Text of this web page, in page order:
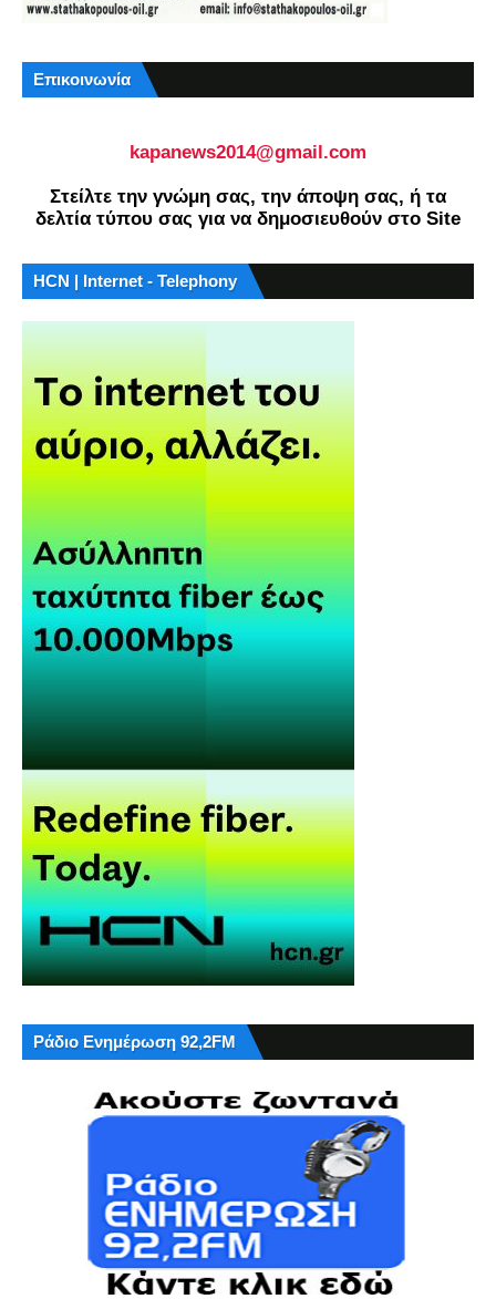
Επικοινωνία
kapanews2014@gmail.com
Στείλτε την γνώμη σας, την άποψη σας, ή τα
δελτία τύπου σας για να δημοσιευθούν στο Site
HCN | Internet - Telephony
Ράδιο Ενημέρωση 92,2FM